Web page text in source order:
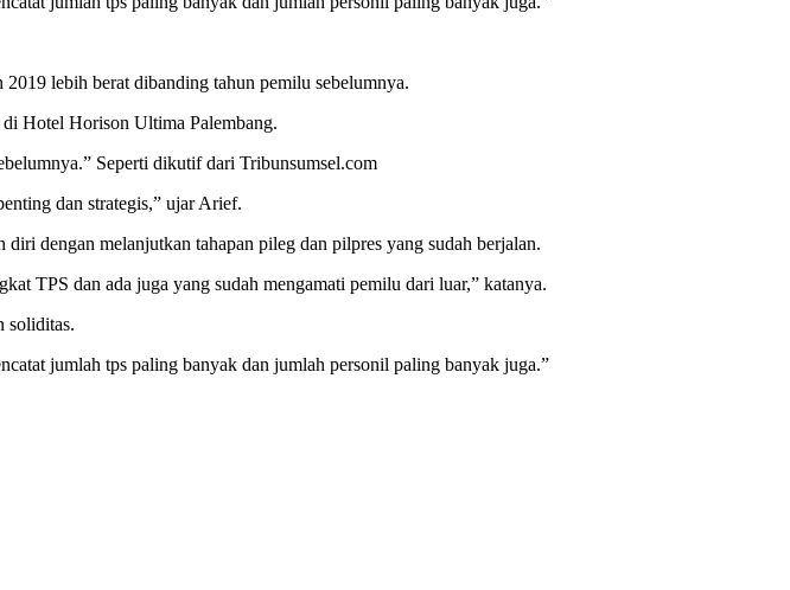
lebih berat dibanding tahun pemilu sebelumnya.
Hotel Horison Ultima Palembang.
Seperti dikutif dari Tribunsumsel.com
dan strategis,” ujar Arief.
dengan melanjutkan tahapan pileg dan pilpres yang sudah berjalan.
TPS dan ada juga yang sudah mengamati pemilu dari luar,” katanya.
soliditas.
jumlah tps paling banyak dan jumlah personil paling banyak juga.”